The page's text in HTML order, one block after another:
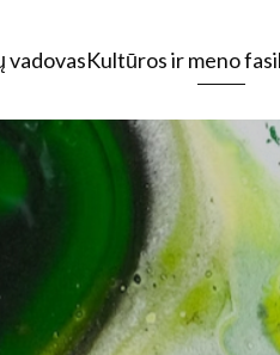
vadovasKultūros ir meno